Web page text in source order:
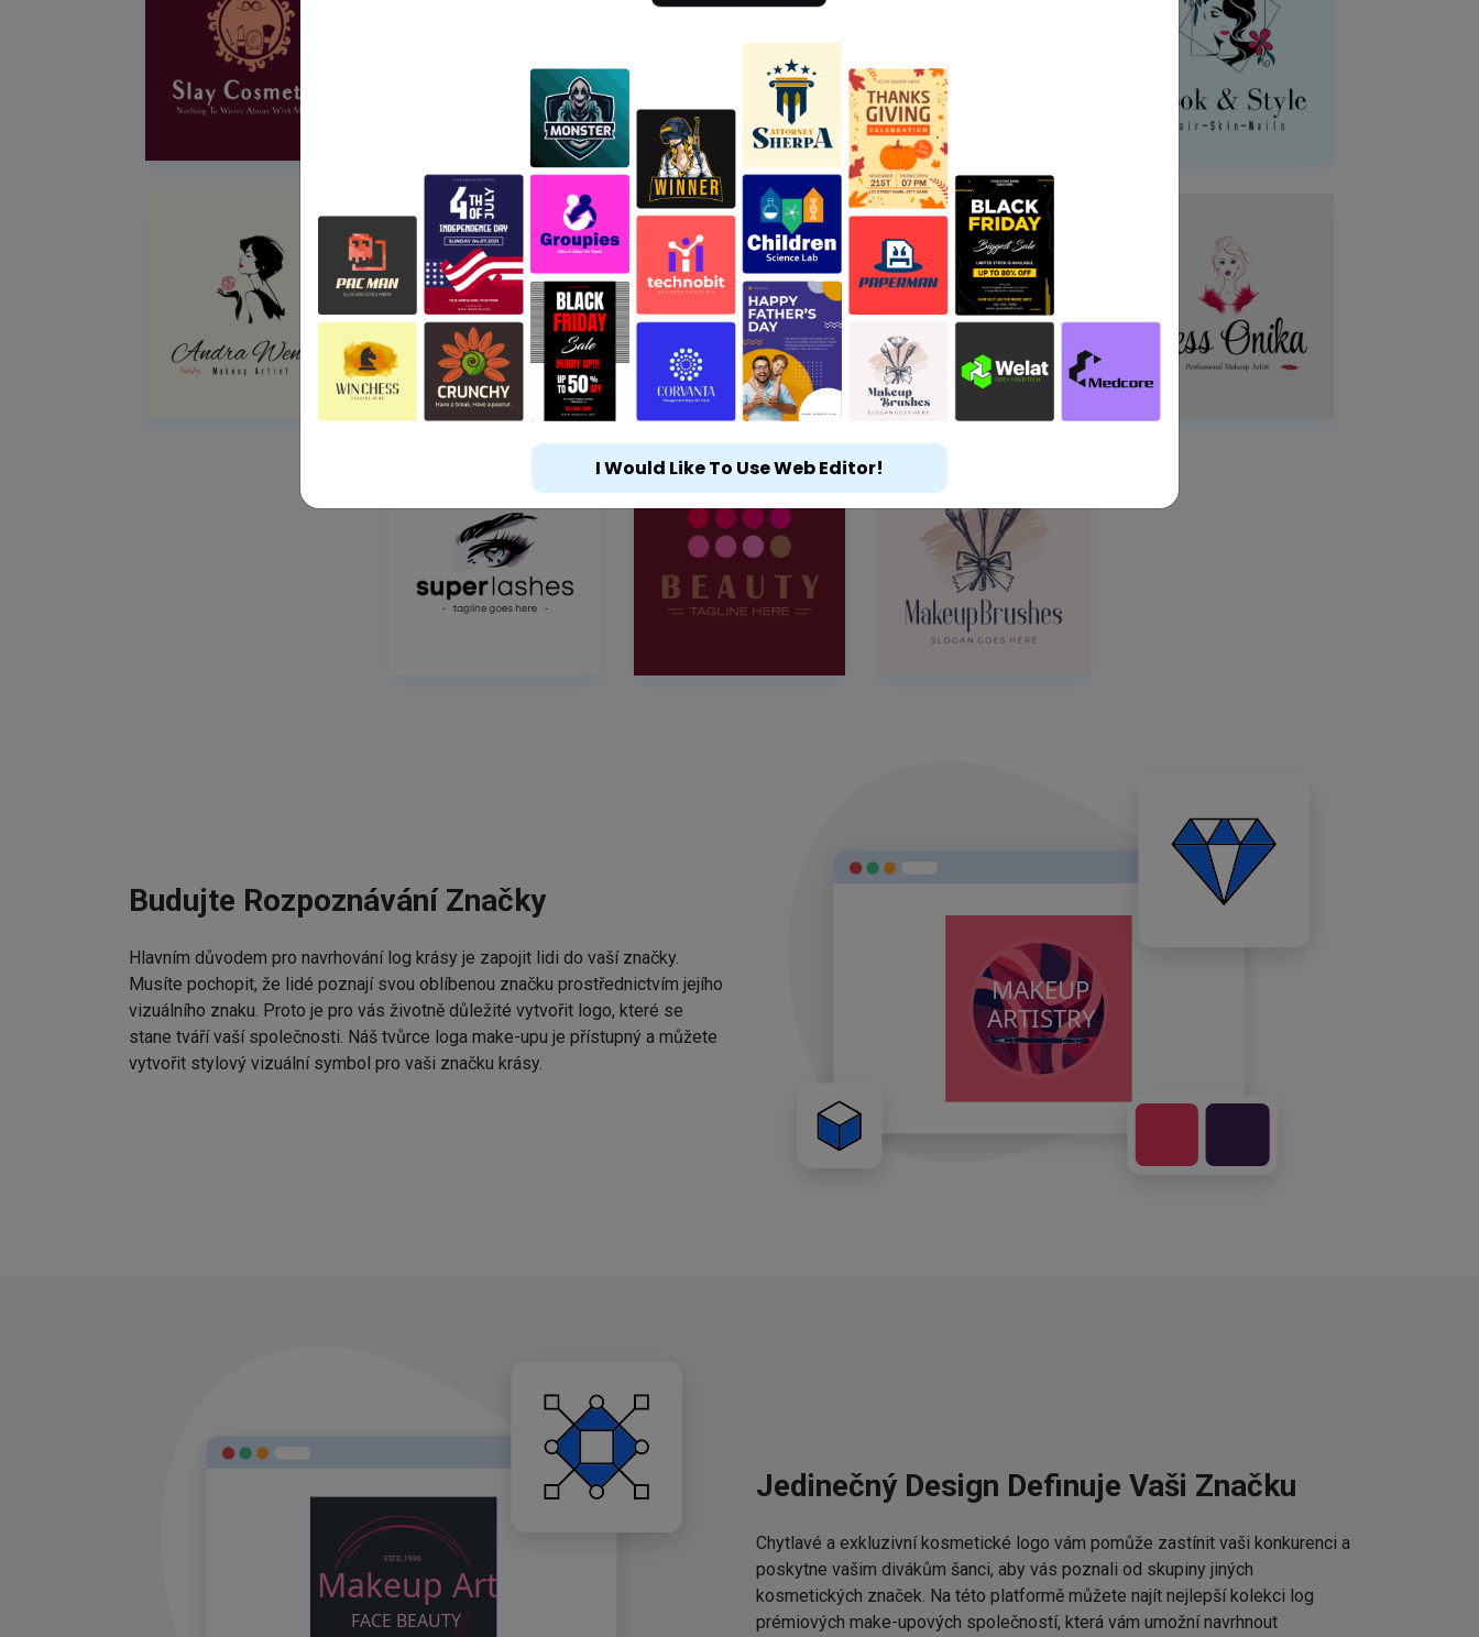
Budujte Rozpoznávání Značky
Hlavním důvodem pro navrhování log krásy je zapojit lidi do vaší značky.
Musíte pochopit, že lidé poznají svou oblíbenou značku prostřednictvím jejího
vizuálního znaku. Proto je pro vás životně důležité vytvořit logo, které se
stane tváří vaší společnosti. Náš tvůrce loga make-upu je přístupný a můžete
vytvořit stylový vizuální symbol pro vaši značku krásy.
Jedinečný Design Definuje Vaši Značku
Chytlavé a exkluzivní kosmetické logo vám pomůže zastínit vaši konkurenci a
poskytne vašim divákům šanci, aby vás poznali od skupiny jiných
kosmetických značek. Na této platformě můžete najít nejlepší kolekci log
prémiových make-upových společností, která vám umožní navrhnout
I Would Like To Use Web Editor!